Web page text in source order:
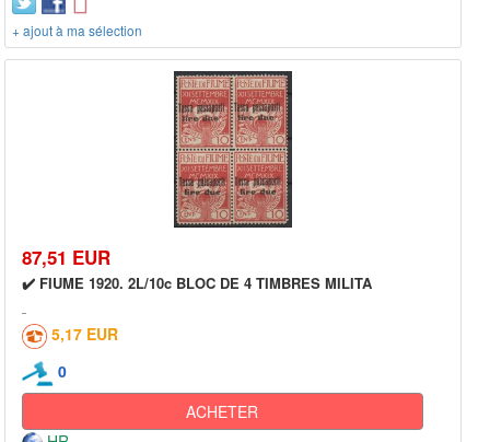
+ ajout à ma sélection
87,51 EUR
✔️ FIUME 1920. 2L/10c BLOC DE 4 TIMBRES MILITA
5,17 EUR
0
ACHETER